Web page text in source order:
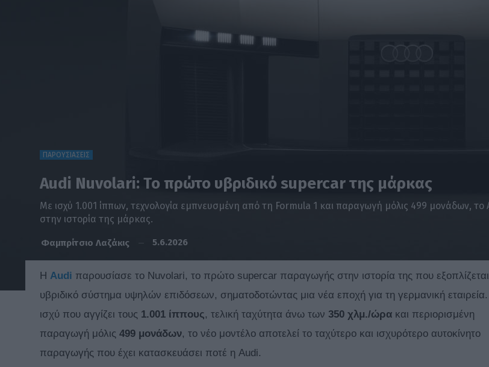
ΠΑΡΟΥΣΙΑΣΕΙΣ
Audi Nuvolari: Το πρώτο υβριδικό supercar της μάρκας
Με ισχύ 1.001 ίππων, τεχνολογία εμπνευσμένη από τη Formula 1 και παραγωγή μόλις 499 μονάδων, το
στην ιστορία της μάρκας.
Φαμπρίτσιο Λαζάκις 5.6.2026
Η Audi παρουσίασε το Nuvolari, το πρώτο supercar παραγωγής στην ιστορία της που
υβριδικό σύστημα υψηλών επιδόσεων, σηματοδοτώντας μια νέα εποχή για τη γερμανική
ισχύ που αγγίζει τους 1.001 ίππους, τελική ταχύτητα άνω των 350 χλμ./ώρα και περιορισμένη
παραγωγή μόλις 499 μονάδων, το νέο μοντέλο αποτελεί το ταχύτερο και ισχυρότερο αυτοκίνητο
παραγωγής που έχει κατασκευάσει ποτέ η Audi.